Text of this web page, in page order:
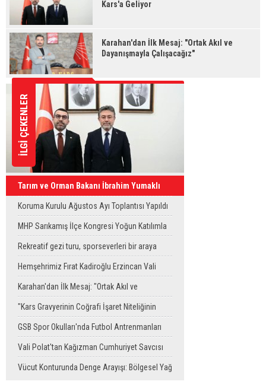
Kars'a Geliyor
Karahan'dan İlk Mesaj: "Ortak Akıl ve
Dayanışmayla Çalışacağız"
İLGİ ÇEKENLER
Tarım ve Orman Bakanı İbrahim Yumaklı
Kars'a Geliyor
Koruma Kurulu Ağustos Ayı Toplantısı Yapıldı
MHP Sarıkamış İlçe Kongresi Yoğun Katılımla
Gerçekleştirildi
Rekreatif gezi turu, sporseverleri bir araya
getirdi
Hemşehrimiz Fırat Kadiroğlu Erzincan Vali
Yardımcılığına Atandı
Karahan'dan İlk Mesaj: "Ortak Akıl ve
Dayanışmayla Çalışacağız"
"Kars Gravyerinin Coğrafi İşaret Niteliğinin
Güçlendirilmesi Projesi"
GSB Spor Okulları'nda Futbol Antrenmanları
Sürüyor
Vali Polat'tan Kağızman Cumhuriyet Savcısı
Eravcı'ya Ziyaret
Vücut Konturunda Denge Arayışı: Bölgesel Yağ